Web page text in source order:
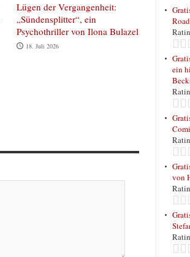
Lügen der Vergangenheit:
„Sündensplitter“, ein
Psychothriller von Ilona Bulazel
18. Juli 2026
ein
von